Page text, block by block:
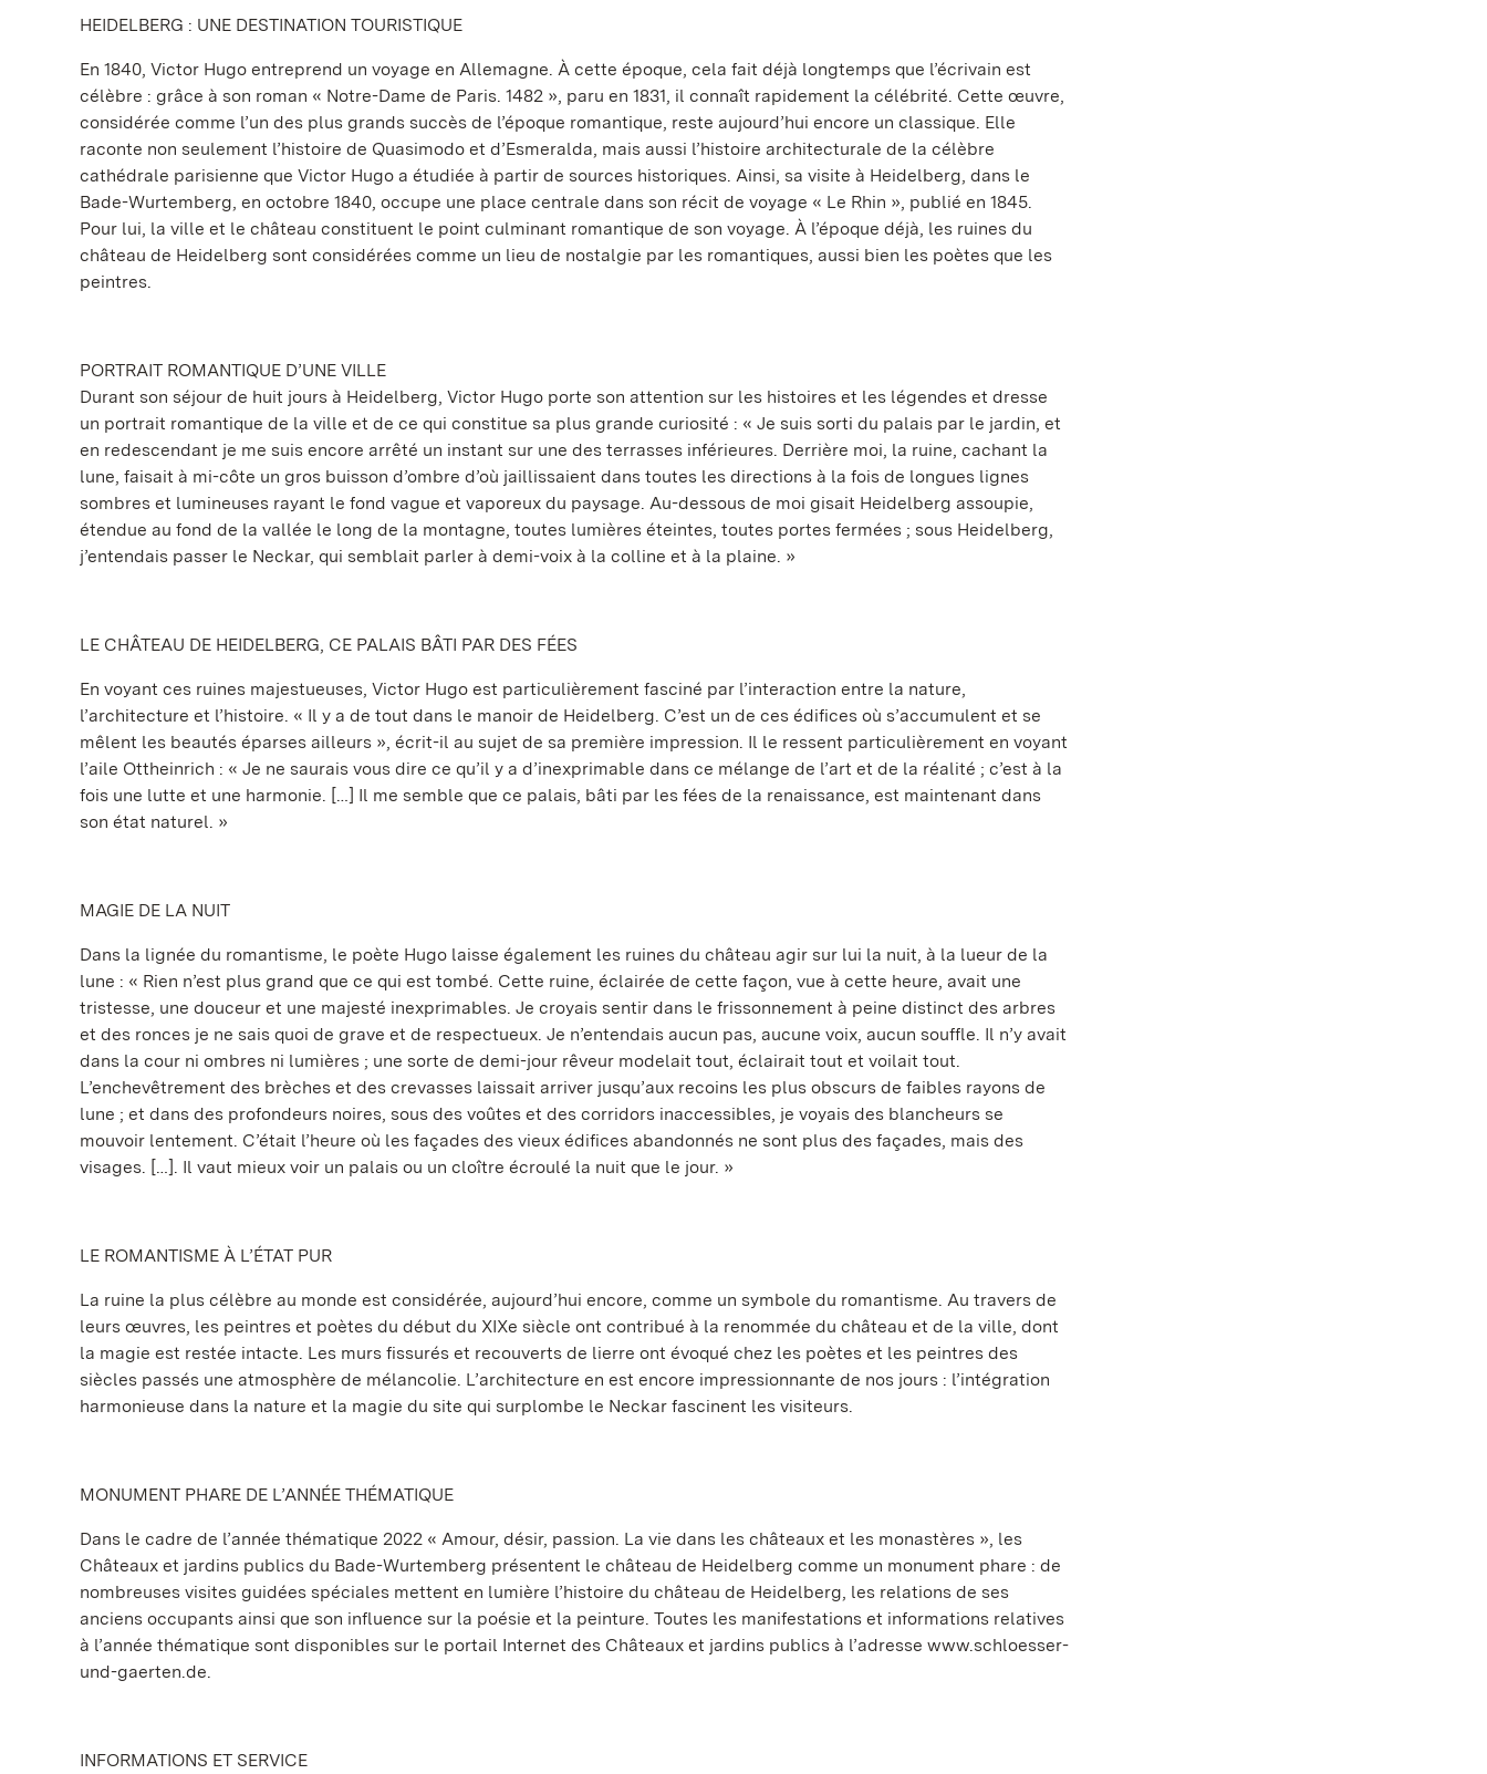
HEIDELBERG : UNE DESTINATION TOURISTIQUE
En 1840, Victor Hugo entreprend un voyage en Allemagne. À cette époque, cela fait déjà longtemps que l’écrivain est
célèbre : grâce à son roman « Notre-Dame de Paris. 1482 », paru en 1831, il connaît rapidement la célébrité. Cette œuvre,
considérée comme l’un des plus grands succès de l’époque romantique, reste aujourd’hui encore un classique. Elle
raconte non seulement l’histoire de Quasimodo et d’Esmeralda, mais aussi l’histoire architecturale de la célèbre
cathédrale parisienne que Victor Hugo a étudiée à partir de sources historiques. Ainsi, sa visite à Heidelberg, dans le
Bade-Wurtemberg, en octobre 1840, occupe une place centrale dans son récit de voyage « Le Rhin », publié en 1845.
Pour lui, la ville et le château constituent le point culminant romantique de son voyage. À l’époque déjà, les ruines du
château de Heidelberg sont considérées comme un lieu de nostalgie par les romantiques, aussi bien les poètes que les
peintres.
PORTRAIT ROMANTIQUE D’UNE VILLE
Durant son séjour de huit jours à Heidelberg, Victor Hugo porte son attention sur les histoires et les légendes et dresse
un portrait romantique de la ville et de ce qui constitue sa plus grande curiosité : « Je suis sorti du palais par le jardin, et
en redescendant je me suis encore arrêté un instant sur une des terrasses inférieures. Derrière moi, la ruine, cachant la
lune, faisait à mi-côte un gros buisson d’ombre d’où jaillissaient dans toutes les directions à la fois de longues lignes
sombres et lumineuses rayant le fond vague et vaporeux du paysage. Au-dessous de moi gisait Heidelberg assoupie,
étendue au fond de la vallée le long de la montagne, toutes lumières éteintes, toutes portes fermées ; sous Heidelberg,
j’entendais passer le Neckar, qui semblait parler à demi-voix à la colline et à la plaine. »
LE CHÂTEAU DE HEIDELBERG, CE PALAIS BÂTI PAR DES FÉES
En voyant ces ruines majestueuses, Victor Hugo est particulièrement fasciné par l’interaction entre la nature,
l’architecture et l’histoire. « Il y a de tout dans le manoir de Heidelberg. C’est un de ces édifices où s’accumulent et se
mêlent les beautés éparses ailleurs », écrit-il au sujet de sa première impression. Il le ressent particulièrement en voyant
l’aile Ottheinrich : « Je ne saurais vous dire ce qu’il y a d’inexprimable dans ce mélange de l’art et de la réalité ; c’est à la
fois une lutte et une harmonie. […] Il me semble que ce palais, bâti par les fées de la renaissance, est maintenant dans
son état naturel. »
MAGIE DE LA NUIT
Dans la lignée du romantisme, le poète Hugo laisse également les ruines du château agir sur lui la nuit, à la lueur de la
lune : « Rien n’est plus grand que ce qui est tombé. Cette ruine, éclairée de cette façon, vue à cette heure, avait une
tristesse, une douceur et une majesté inexprimables. Je croyais sentir dans le frissonnement à peine distinct des arbres
et des ronces je ne sais quoi de grave et de respectueux. Je n’entendais aucun pas, aucune voix, aucun souffle. Il n’y avait
dans la cour ni ombres ni lumières ; une sorte de demi-jour rêveur modelait tout, éclairait tout et voilait tout.
L’enchevêtrement des brèches et des crevasses laissait arriver jusqu’aux recoins les plus obscurs de faibles rayons de
lune ; et dans des profondeurs noires, sous des voûtes et des corridors inaccessibles, je voyais des blancheurs se
mouvoir lentement. C’était l’heure où les façades des vieux édifices abandonnés ne sont plus des façades, mais des
visages. […]. Il vaut mieux voir un palais ou un cloître écroulé la nuit que le jour. »
LE ROMANTISME À L’ÉTAT PUR
La ruine la plus célèbre au monde est considérée, aujourd’hui encore, comme un symbole du romantisme. Au travers de
leurs œuvres, les peintres et poètes du début du XIXe siècle ont contribué à la renommée du château et de la ville, dont
la magie est restée intacte. Les murs fissurés et recouverts de lierre ont évoqué chez les poètes et les peintres des
siècles passés une atmosphère de mélancolie. L’architecture en est encore impressionnante de nos jours : l’intégration
harmonieuse dans la nature et la magie du site qui surplombe le Neckar fascinent les visiteurs.
MONUMENT PHARE DE L’ANNÉE THÉMATIQUE
Dans le cadre de l’année thématique 2022 « Amour, désir, passion. La vie dans les châteaux et les monastères », les
Châteaux et jardins publics du Bade-Wurtemberg présentent le château de Heidelberg comme un monument phare : de
nombreuses visites guidées spéciales mettent en lumière l’histoire du château de Heidelberg, les relations de ses
anciens occupants ainsi que son influence sur la poésie et la peinture. Toutes les manifestations et informations relatives
à l’année thématique sont disponibles sur le portail Internet des Châteaux et jardins publics à l’adresse www.schloesser-
und-gaerten.de.
INFORMATIONS ET SERVICE